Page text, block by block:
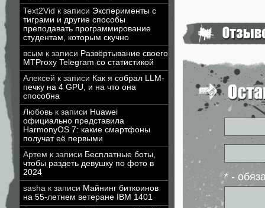
Text2Vid к записи Эксперименты с
тиграми и другие способы
преподавать программирование
студентам, которым скучно
всым к записи Развёртывание своего
MTProxy Telegram со статистикой
Алексей к записи Как я собрал LLM-
печку на 4 GPU, и на что она
способна
Любовь к записи Huawei
официально представила
HarmonyOS 7: какие смартфоны
получат её первыми
Артем к записи Бесплатные боты,
чтобы раздеть девушку по фото в
2024
sasha к записи Майнинг биткоинов
на 55-летнем ветеране IBM 1401
* -